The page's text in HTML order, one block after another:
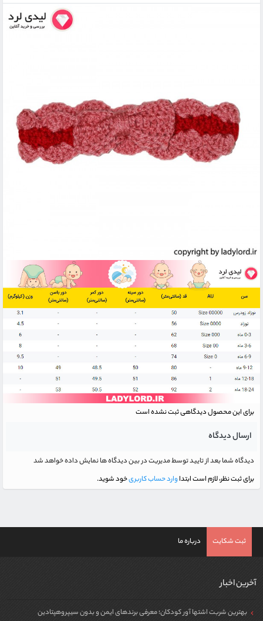
برای این محصول دیدگاهی ثبت نشده است
ارسال دیدگاه
دیدگاه شما بعد از تایید توسط مدیریت در بین دیدگاه ها نمایش داده خواهد شد
برای ثبت نظر، لازم است ابتداوارد حساب کاربریخود شوید.
ثبت شکایت درباره ما
آخرین اخبار
بهترین شربت اشتها آور کودکان؛ معرفی برندهای ایمن و بدون سیپروهپتادین